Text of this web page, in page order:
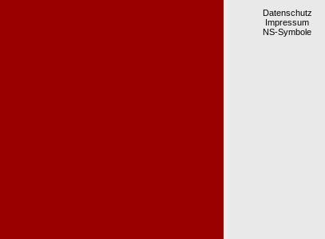
Datenschutz
Impressum
NS-Symbole